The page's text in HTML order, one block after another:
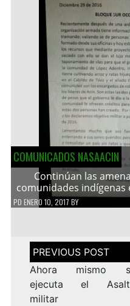
COMUNICADOS NASAACIN
Continúan las
comunidades indígenas
PD ENERO 10, 2017 BY
Navegación
de
entradas
Ahora mismo
ejecuta el
militar